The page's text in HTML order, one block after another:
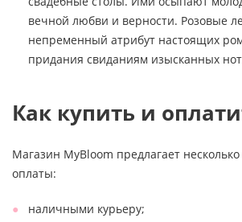
вечной любви и верности. Розовые
непременный атрибут настоящих
придания свиданиям изысканных
Как купить и
Магазин MyBloom предлагает
оплаты:
наличными курьеру;